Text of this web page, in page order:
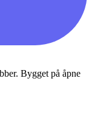
Bygget på åpne